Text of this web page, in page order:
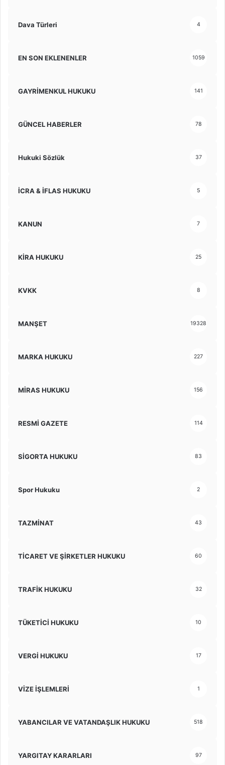
Dava Türleri 4
EN SON EKLENENLER 1059
GAYRİMENKUL HUKUKU 141
GÜNCEL HABERLER 78
Hukuki Sözlük 37
İCRA & İFLAS HUKUKU 5
KANUN 7
KİRA HUKUKU 25
KVKK 8
MANŞET 19328
MARKA HUKUKU 227
MİRAS HUKUKU 156
RESMİ GAZETE 114
SİGORTA HUKUKU 83
Spor Hukuku 2
TAZMİNAT 43
TİCARET VE ŞİRKETLER HUKUKU 60
TRAFİK HUKUKU 32
TÜKETİCİ HUKUKU 10
VERGİ HUKUKU 17
VİZE İŞLEMLERİ 1
YABANCILAR VE VATANDAŞLIK HUKUKU 518
YARGITAY KARARLARI 97